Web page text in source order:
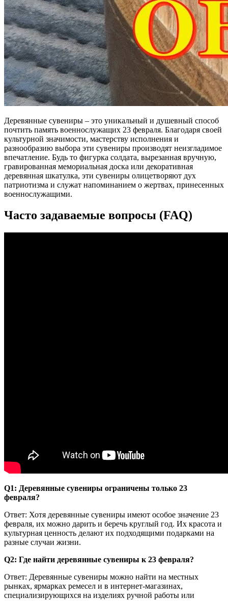
Деревянные сувениры – это уникальный и душевный способ
почтить память военнослужащих 23 февраля. Благодаря своей
культурной значимости, мастерству исполнения и
разнообразию выбора эти сувениры производят неизгладимое
впечатление. Будь то фигурка солдата, вырезанная вручную,
гравированная мемориальная доска или декоративная
деревянная шкатулка, эти сувениры олицетворяют дух
патриотизма и служат напоминанием о жертвах, принесенных
военнослужащими.
Часто задаваемые вопросы (FAQ)
Q1: Деревянные сувениры ограничены только 23
февраля?
Ответ: Хотя деревянные сувениры имеют особое значение 23
февраля, их можно дарить и беречь круглый год. Их красота и
культурная ценность делают их подходящими подарками на
разные случаи жизни.
Q2: Где найти деревянные сувениры к 23 февраля?
Ответ: Деревянные сувениры можно найти на местных
рынках, ярмарках ремесел и в интернет-магазинах,
специализирующихся на изделиях ручной работы или